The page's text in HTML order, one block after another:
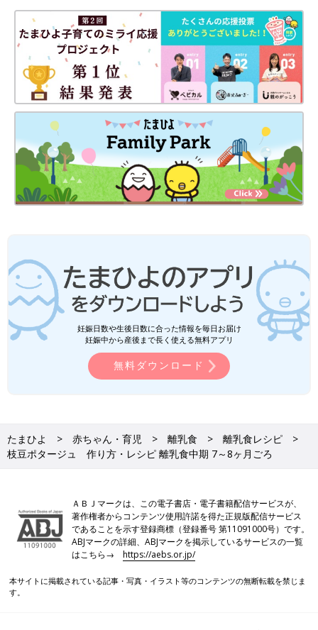
忙しいママ&パパのためのフリージング離乳食 (ベネッセ・ムッ
ク たまひよブックス)
いつから？進め方は？初期から完了期まで 食材・レシピも動画
で分かる きほんの離乳食
妊娠日数や生後日数に合った情報を毎日お届け
妊娠中から産後まで長く使える無料アプリ
無料ダウンロード
たまひよ 赤ちゃん・育児 離乳食
離乳食レシピ
枝豆ポタージュ 作り方・レシピ 離乳食中期 7～8ヶ月ごろ
ＡＢＪマークは、この電子書店・電子書籍配信サービスが、
著作権者からコンテンツ使用許諾を得た正規版配信サービス
であることを示す登録商標（登録番号 第11091000号）です。
ABJマークの詳細、ABJマークを掲示しているサービスの一覧
はこちら→https://aebs.or.jp/
本サイトに掲載されている記事・写真・イラスト等のコンテンツの無断転載を禁じま
す。